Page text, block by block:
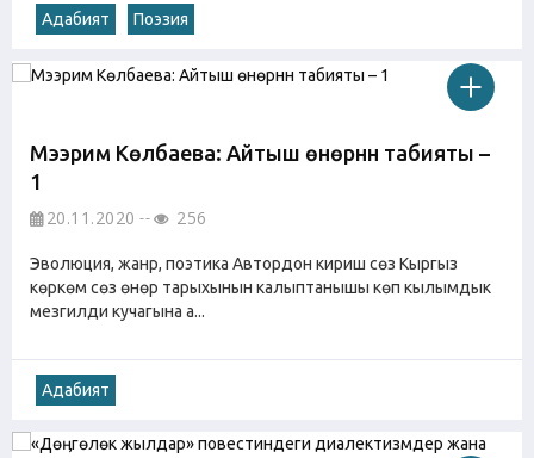
Адабият Поэзия
Мээрим Көлбаева: Айтыш өнөрүнүн табияты –
1
20.11.2020 256
Эволюция, жанр, поэтика Автордон кириш сөз Кыргыз
көркөм сөз өнөр тарыхынын калыптанышы көп кылымдык
мезгилди кучагына а...
Адабият